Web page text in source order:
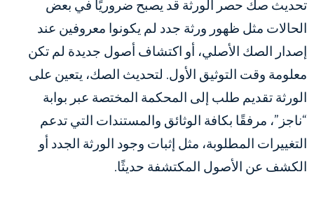
تحديث صك حصر الورثة قد يصبح ضروريًا في بعض
الحالات مثل ظهور ورثة جدد لم يكونوا معروفين عند
إصدار الصك الأصلي، أو اكتشاف أصول جديدة لم تكن
معلومة وقت التوثيق الأول. لتحديث الصك، يتعين على
الورثة تقديم طلب إلى المحكمة المختصة عبر بوابة
“ناجز”، مرفقًا بكافة الوثائق والمستندات التي تدعم
التغييرات المطلوبة، مثل إثبات وجود الورثة الجدد أو
الكشف عن الأصول المكتشفة حديثًا.